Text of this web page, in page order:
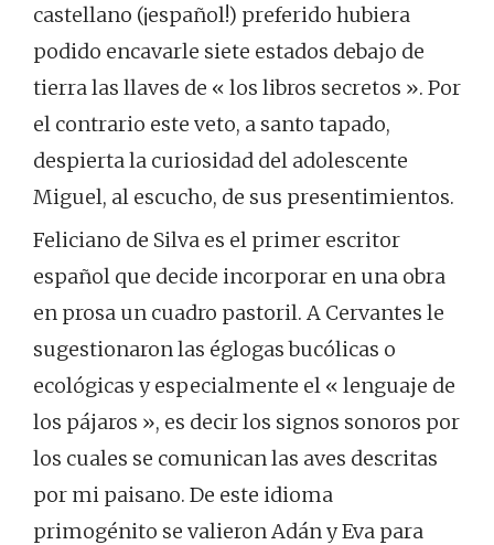
castellano (¡español!) preferido hubiera
podido encavarle siete estados debajo de
tierra las llaves de « los libros secretos ». Por
el contrario este veto, a santo tapado,
despierta la curiosidad del adolescente
Miguel, al escucho, de sus presentimientos.
Feliciano de Silva es el primer escritor
español que decide incorporar en una obra
en prosa un cuadro pastoril. A Cervantes le
sugestionaron las églogas bucólicas o
ecológicas y especialmente el « lenguaje de
los pájaros », es decir los signos sonoros por
los cuales se comunican las aves descritas
por mi paisano. De este idioma
primogénito se valieron Adán y Eva para